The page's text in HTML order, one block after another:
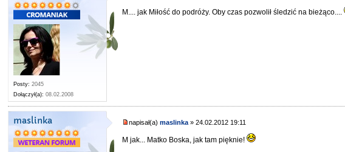
Posty: 2045
Dołączył(a): 08.02.2008
M.... jak Miłość do podróży. Oby czas pozwolił śledzić na bieżąco....
maslinka napisał(a)maslinka » 24.02.2012 19:11
M jak... Matko Boska, jak tam pięknie!